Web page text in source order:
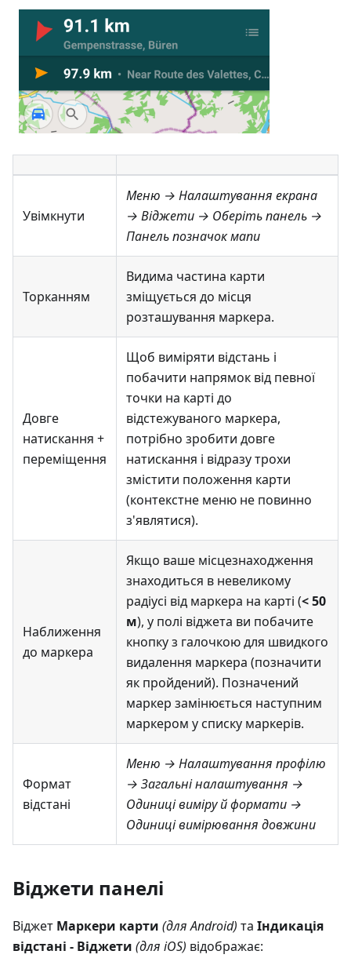
Увімкнути
Меню → Налаштування екрана
→ Віджети → Оберіть панель →
Панель позначок мапи
Торканням
Видима частина карти
зміщується до місця
розташування маркера.
Довге
натискання +
переміщення
Щоб виміряти відстань і
побачити напрямок від певної
точки на карті до
відстежуваного маркера,
потрібно зробити довге
натискання і відразу трохи
змістити положення карти
(контекстне меню не повинно
з'являтися).
Наближення
до маркера
Якщо ваше місцезнаходження
знаходиться в невеликому
радіусі від маркера на карті (< 50
м), у полі віджета ви побачите
кнопку з галочкою для швидкого
видалення маркера (позначити
як пройдений). Позначений
маркер замінюється наступним
маркером у списку маркерів.
Формат
відстані
Меню → Налаштування профілю
→ Загальні налаштування →
Одиниці виміру й формати →
Одиниці вимірювання довжини
Віджети панелі
Віджет Маркери карти (для Android) та Індикація
відстані - Віджети (для iOS) відображає: